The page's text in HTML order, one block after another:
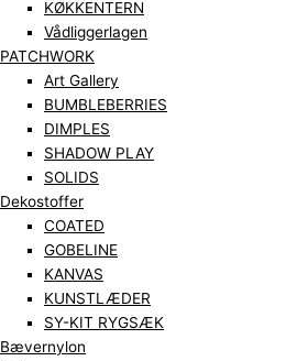
KØKKENTERN
Vådliggerlagen
PATCHWORK
Art Gallery
BUMBLEBERRIES
DIMPLES
SHADOW PLAY
SOLIDS
Dekostoffer
COATED
GOBELINE
KANVAS
KUNSTLÆDER
SY-KIT RYGSÆK
Bævernylon